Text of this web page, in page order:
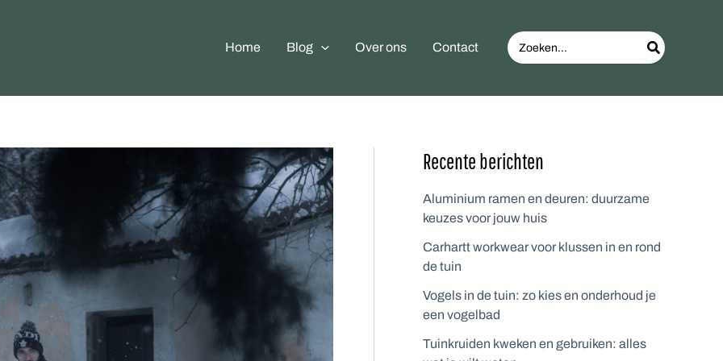
Home Blog Over ons Contact
Search
for:
Recente berichten
Aluminium ramen en deuren: duurzame
keuzes voor jouw huis
Carhartt workwear voor klussen in en rond
de tuin
Vogels in de tuin: zo kies en onderhoud je
een vogelbad
Tuinkruiden kweken en gebruiken: alles